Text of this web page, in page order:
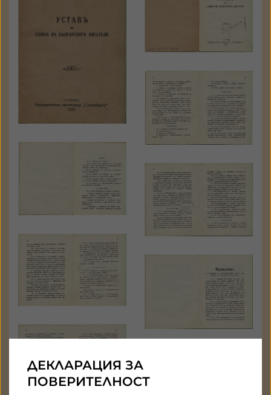
ДЕКЛАРАЦИЯ ЗА
ПОВЕРИТЕЛНОСТ